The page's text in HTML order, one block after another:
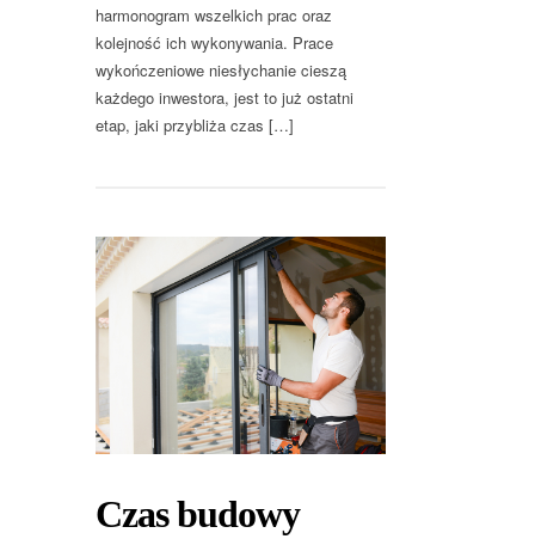
harmonogram wszelkich prac oraz
kolejność ich wykonywania. Prace
wykończeniowe niesłychanie cieszą
każdego inwestora, jest to już ostatni
etap, jaki przybliża czas […]
Czas budowy